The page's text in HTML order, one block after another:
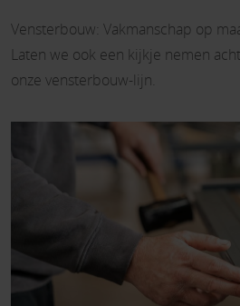
Vensterbouw: Vakmanschap op
Laten we ook een kijkje nemen
onze vensterbouw-lijn.